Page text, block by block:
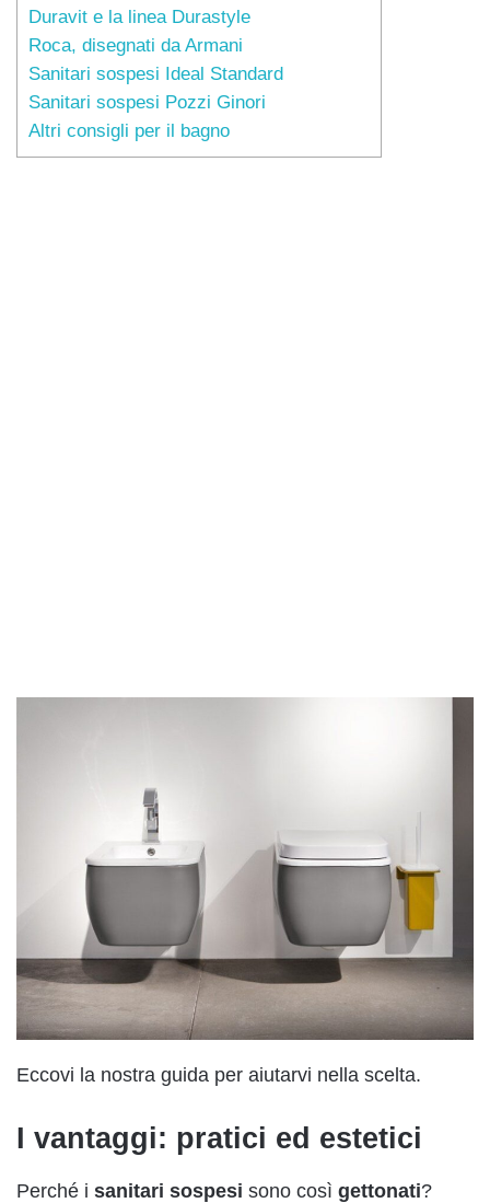
Duravit e la linea Durastyle
Roca, disegnati da Armani
Sanitari sospesi Ideal Standard
Sanitari sospesi Pozzi Ginori
Altri consigli per il bagno
Eccovi la nostra guida per aiutarvi nella scelta.
I vantaggi: pratici ed estetici
Perché i sanitari sospesi sono così gettonati?